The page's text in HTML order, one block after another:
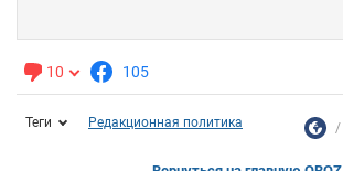
10 105
Теги Редакционная политика